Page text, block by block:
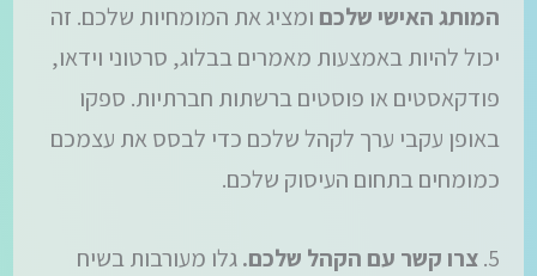
המותג האישי שלכם ומציג את המומחיות שלכם. זה
יכול להיות באמצעות מאמרים בבלוג, סרטוני וידאו,
פודקאסטים או פוסטים ברשתות חברתיות. ספקו
באופן עקבי ערך לקהל שלכם כדי לבסס את עצמכם
כמומחים בתחום העיסוק שלכם.
5. צרו קשר עם הקהל שלכם.גלו מעורבות בשיח